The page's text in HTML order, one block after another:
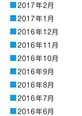
2017年2月
2017年1月
2016年12月
2016年11月
2016年10月
2016年9月
2016年8月
2016年7月
2016年6月